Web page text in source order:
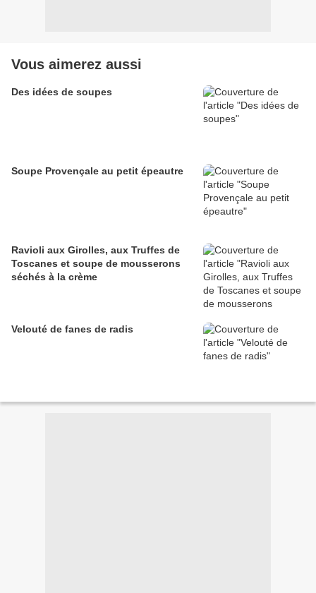
Vous aimerez aussi
Des idées de soupes
Soupe Provençale au petit épeautre
Ravioli aux Girolles, aux Truffes de
Toscanes et soupe de mousserons
séchés à la crème
Velouté de fanes de radis